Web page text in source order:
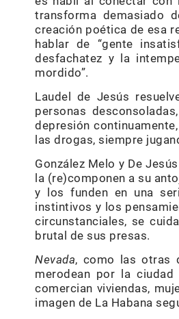
transforma demasiado
creación poética de esa
hablar de “gente
desfachatez y la
mordido”.
Laudel de Jesús
personas
depresión
las drogas, siempre
González Melo y De
la (re)componen a su
y los funden en una
instintivos y los
circunstanciales, se
brutal de sus presas.
Nevada, como las otras
merodean por la
comercian viviendas,
imagen de La Habana